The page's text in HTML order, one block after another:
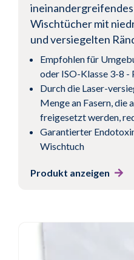
Wischtücher mit
und versiegelten
Empfohlen für
oder ISO-Klasse 3-8
Durch die Laser-
Menge an Fasern, die
freigesetzt werden,
Garantierter
Wischtuch
Produkt anzeigen